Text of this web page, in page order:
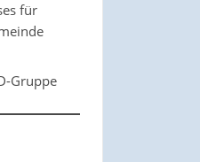
für
Gruppe